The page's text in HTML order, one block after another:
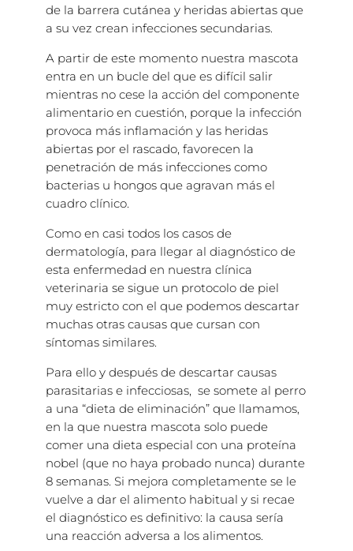
de la barrera cutánea y heridas abiertas que
a su vez crean infecciones secundarias.
A partir de este momento nuestra mascota
entra en un bucle del que es difícil salir
mientras no cese la acción del componente
alimentario en cuestión, porque la infección
provoca más inflamación y las heridas
abiertas por el rascado, favorecen la
penetración de más infecciones como
bacterias u hongos que agravan más el
cuadro clínico.
Como en casi todos los casos de
dermatología, para llegar al diagnóstico de
esta enfermedad en nuestra clínica
veterinaria se sigue un protocolo de piel
muy estricto con el que podemos descartar
muchas otras causas que cursan con
síntomas similares.
Para ello y después de descartar causas
parasitarias e infecciosas, se somete al perro
a una “dieta de eliminación” que llamamos,
en la que nuestra mascota solo puede
comer una dieta especial con una proteína
nobel (que no haya probado nunca) durante
8 semanas. Si mejora completamente se le
vuelve a dar el alimento habitual y si recae
el diagnóstico es definitivo: la causa sería
una reacción adversa a los alimentos.